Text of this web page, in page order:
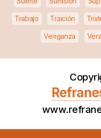
Trabajo Traición
Venganza